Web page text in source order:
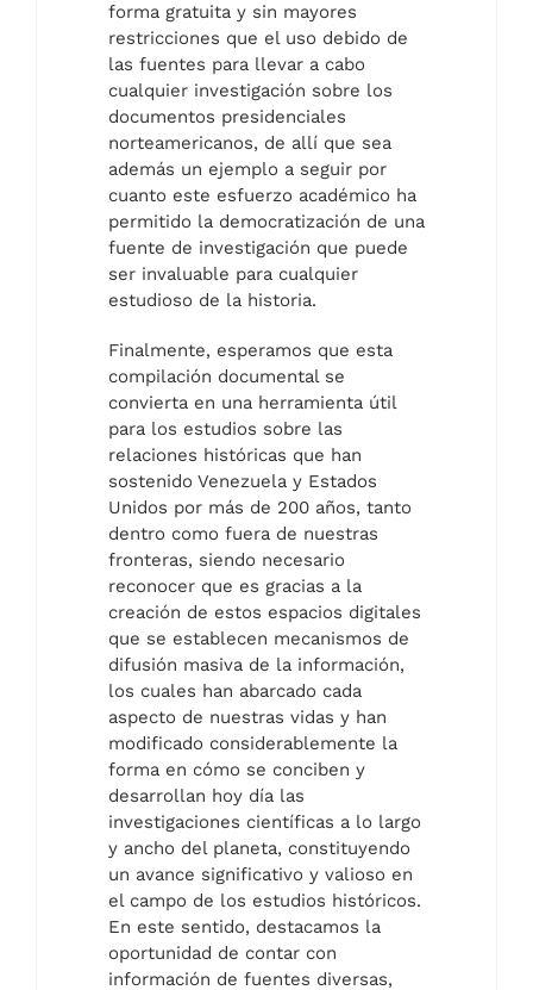
forma gratuita y sin mayores
restricciones que el uso debido de
las fuentes para llevar a cabo
cualquier investigación sobre los
documentos presidenciales
norteamericanos, de allí que sea
además un ejemplo a seguir por
cuanto este esfuerzo académico ha
permitido la democratización de una
fuente de investigación que puede
ser invaluable para cualquier
estudioso de la historia.
Finalmente, esperamos que esta
compilación documental se
convierta en una herramienta útil
para los estudios sobre las
relaciones históricas que han
sostenido Venezuela y Estados
Unidos por más de 200 años, tanto
dentro como fuera de nuestras
fronteras, siendo necesario
reconocer que es gracias a la
creación de estos espacios digitales
que se establecen mecanismos de
difusión masiva de la información,
los cuales han abarcado cada
aspecto de nuestras vidas y han
modificado considerablemente la
forma en cómo se conciben y
desarrollan hoy día las
investigaciones científicas a lo largo
y ancho del planeta, constituyendo
un avance significativo y valioso en
el campo de los estudios históricos.
En este sentido, destacamos la
oportunidad de contar con
información de fuentes diversas,